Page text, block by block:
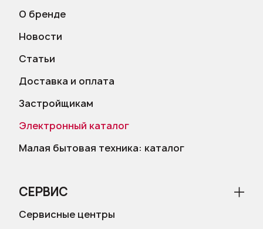
О бренде
Новости
Статьи
Доставка и оплата
Застройщикам
Электронный каталог
Малая бытовая техника: каталог
СЕРВИС
Сервисные центры